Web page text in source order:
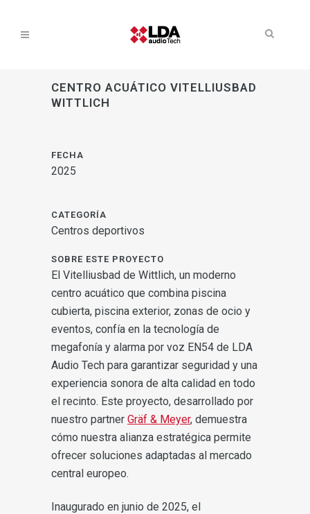
CENTRO ACUÁTICO VITELLIUSBAD
WITTLICH
FECHA
2025
CATEGORÍA
Centros deportivos
SOBRE ESTE PROYECTO
El Vitelliusbad de Wittlich, un moderno
centro acuático que combina piscina
cubierta, piscina exterior, zonas de ocio y
eventos, confía en la tecnología de
megafonía y alarma por voz EN54 de LDA
Audio Tech para garantizar seguridad y una
experiencia sonora de alta calidad en todo
el recinto. Este proyecto, desarrollado por
nuestro partner Gräf & Meyer, demuestra
cómo nuestra alianza estratégica permite
ofrecer soluciones adaptadas al mercado
central europeo.
Inaugurado en junio de 2025, el